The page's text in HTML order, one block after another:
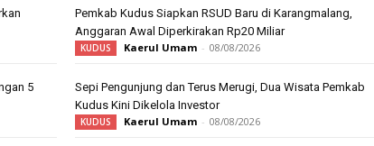
Pemkab Kudus Siapkan RSUD Baru di Karangmalang,
Anggaran Awal Diperkirakan Rp20 Miliar
KUDUS Kaerul Umam - 08/08/2026
5
Sepi Pengunjung dan Terus Merugi, Dua Wisata Pemkab
Kudus Kini Dikelola Investor
KUDUS Kaerul Umam - 08/08/2026